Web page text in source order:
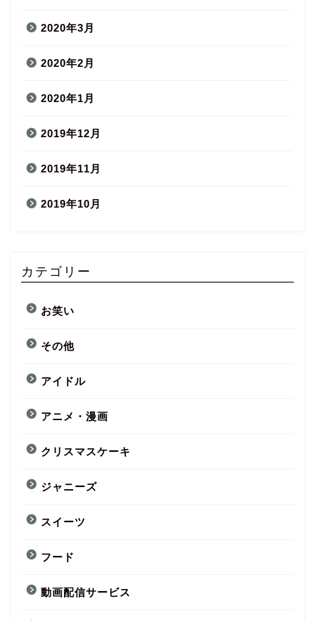
2020年3月
2020年2月
2020年1月
2019年12月
2019年11月
2019年10月
カテゴリー
お笑い
その他
アイドル
アニメ・漫画
クリスマスケーキ
ジャニーズ
スイーツ
フード
動画配信サービス